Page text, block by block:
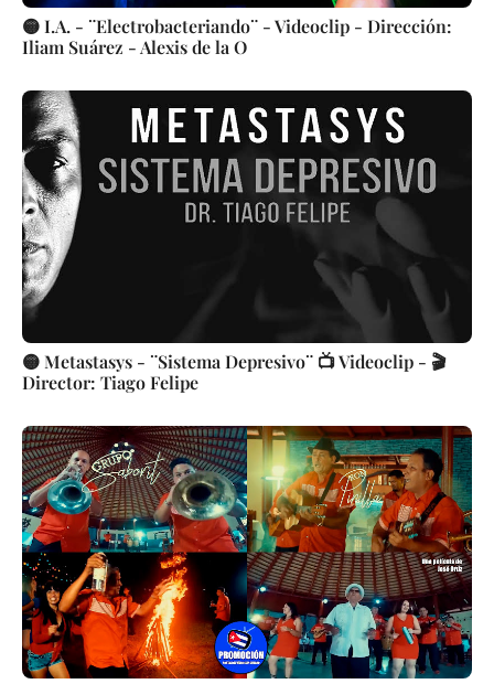
🟡 I.A. - ¨Electrobacteriando¨ - Videoclip - Dirección:
Iliam Suárez - Alexis de la O
🟡 Metastasys - ¨Sistema Depresivo¨ 📺 Videoclip - 🎬
Director: Tiago Felipe